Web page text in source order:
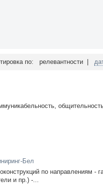
по: релевантности |
Бел
по направлениям -
и пр.) -...